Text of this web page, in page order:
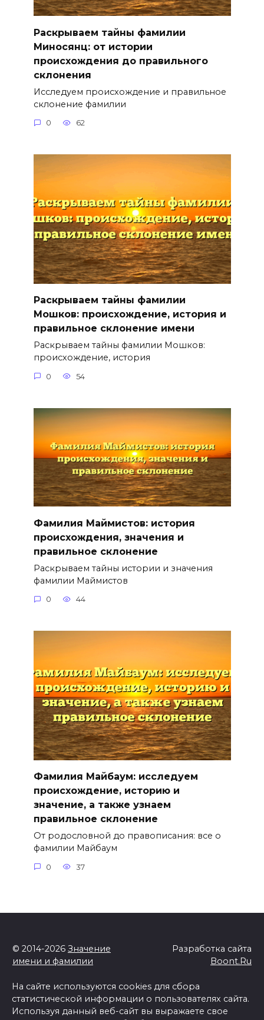
Раскрываем тайны фамилии
Миносянц: от истории
происхождения до правильного
склонения
Исследуем происхождение и правильное
склонение фамилии
0 62
Раскрываем тайны фамилии
Мошков: происхождение, история и
правильное склонение имени
Раскрываем тайны фамилии Мошков:
происхождение, история
0 54
Фамилия Маймистов: история
происхождения, значения и
правильное склонение
Раскрываем тайны истории и значения
фамилии Маймистов
0 44
Фамилия Майбаум: исследуем
происхождение, историю и
значение, а также узнаем
правильное склонение
От родословной до правописания: все о
фамилии Майбаум
0 37
© 2014-2026 Значение
имени и фамилии
Разработка сайта
Boont.Ru
На сайте используются cookies для сбора
статистической информации о пользователях сайта.
Используя данный веб-сайт вы выражаете свое